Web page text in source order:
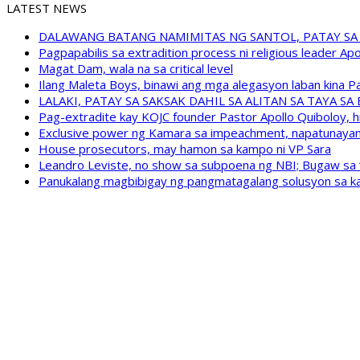
LATEST NEWS
DALAWANG BATANG NAMIMITAS NG SANTOL, PATAY
Pagpapabilis sa extradition process ni religious leader
Magat Dam, wala na sa critical level
Ilang Maleta Boys, binawi ang mga alegasyon laban kina
LALAKI, PATAY SA SAKSAK DAHIL SA ALITAN SA TAYA
Pag-extradite kay KOJC founder Pastor Apollo Quiboloy,
Exclusive power ng Kamara sa impeachment,
House prosecutors, may hamon sa kampo ni VP Sara
Leandro Leviste, no show sa subpoena ng NBI; Bugaw
Panukalang magbibigay ng pangmatagalang solusyon sa